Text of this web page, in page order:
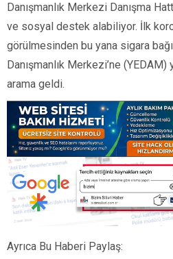
Danışmanlık Merkezi Danışma
ve sosyal destek alabiliyor. İlk
görülmesinden bu yana sigara
Danışmanlık Merkezi’ne (YEDAM)
arama geldi.
Ayrıca Bu Haberi Paylaş: